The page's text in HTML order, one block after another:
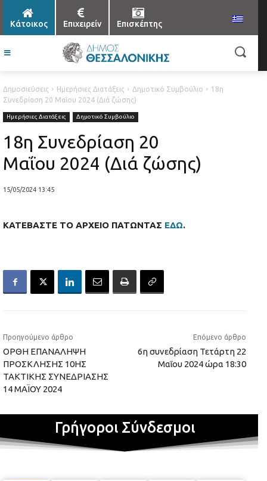
Κάτοικος Επιχειρείν Επισκέπτης
Δημοσιεύσεις Ημερήσιες Διατάξεις Δημοτικό Συμβούλιο
18η
Συνεδρίαση 20 Μαΐου 2024 (Διά ζώσης)
Ημερήσιες Διατάξεις Δημοτικό Συμβούλιο
18η Συνεδρίαση 20
Μαΐου 2024 (Διά ζώσης)
15/05/2024 13:45
ΚΑΤΕΒΑΣΤΕ ΤΟ ΑΡΧΕΙΟ ΠΑΤΩΝΤΑΣ ΕΔΩ.
Προηγούμενο άρθρο
ΟΡΘΗ ΕΠΑΝΑΛΗΨΗ
ΠΡΟΣΚΛΗΣΗΣ 10ΗΣ
ΤΑΚΤΙΚΗΣ ΣΥΝΕΔΡΙΑΣΗΣ
14 ΜΑΪΟΥ 2024
Επόμενο άρθρο
6η συνεδρίαση Τετάρτη 22
Μαΐου 2024 ώρα 18:30
Γρήγοροι Σύνδεσμοι